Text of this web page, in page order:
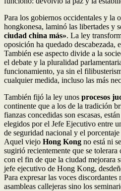
Para los gobiernos occidentales y la
hongkonesa, laminó las libertades y
ciudad china más». La ley
oposición ha quedado descabezada,
También ese aspecto divide a la
el debate y la pluralidad
funcionamiento, ya sin el
cualquier medida, incluso las más
También fijó la ley unos procesos
continente que a los de la tradición
fianzas concedidas son escasas,
elegidos por el Jefe Ejecutivo entre
de seguridad nacional y el
Aquel viejo Hong Kong no está ni
sugirió recientemente que se tolerara
con el fin de que la ciudad mejorara
jefe ejecutivo de Hong Kong,
Para expresar las voces discordantes
asambleas callejeras sino los